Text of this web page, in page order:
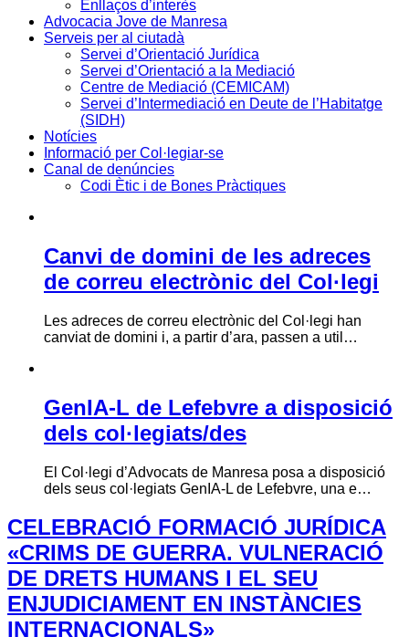
Enllaços d’interès
Advocacia Jove de Manresa
Serveis per al ciutadà
Servei d’Orientació Jurídica
Servei d’Orientació a la Mediació
Centre de Mediació (CEMICAM)
Servei d’Intermediació en Deute de l’Habitatge
(SIDH)
Notícies
Informació per Col·legiar-se
Canal de denúncies
Codi Ètic i de Bones Pràctiques
Canvi de domini de les adreces
de correu electrònic del Col·legi
Les adreces de correu electrònic del Col·legi han
canviat de domini i, a partir d’ara, passen a util…
GenIA-L de Lefebvre a disposició
dels col·legiats/des
El Col·legi d’Advocats de Manresa posa a disposició
dels seus col·legiats GenIA-L de Lefebvre, una e…
CELEBRACIÓ FORMACIÓ JURÍDICA
«CRIMS DE GUERRA. VULNERACIÓ
DE DRETS HUMANS I EL SEU
ENJUDICIAMENT EN INSTÀNCIES
INTERNACIONALS»